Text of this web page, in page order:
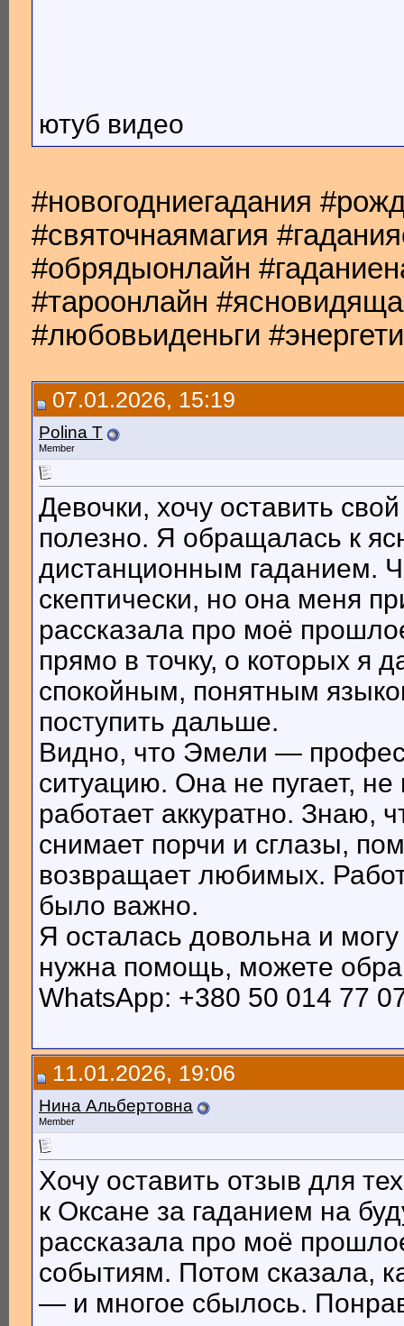
ютуб видео
#новогодниегадания
#святочнаямагия
#обрядыонлайн
#тароонлайн
#любовьиденьги
07.01.2026, 15:19
Polina T
Member
Девочки, хочу оставить
полезно. Я обращалась к
дистанционным гаданием.
скептически, но она меня
рассказала про моё
прямо в точку, о которых я
спокойным, понятным
поступить дальше.
Видно, что Эмели —
ситуацию. Она не пугает,
работает аккуратно. Знаю,
снимает порчи и сглазы,
возвращает любимых.
было важно.
Я осталась довольна и
нужна помощь, можете
WhatsApp: +380 50 014 77
11.01.2026, 19:06
Нина Альбертовна
Member
Хочу оставить отзыв для
к Оксане за гаданием на
рассказала про моё
событиям. Потом сказала,
— и многое сбылось.